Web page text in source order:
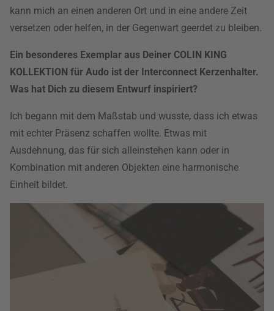
kann mich an einen anderen Ort und in eine andere Zeit
versetzen oder helfen, in der Gegenwart geerdet zu bleiben.
Ein besonderes Exemplar aus Deiner COLIN KING
KOLLEKTION für Audo ist der Interconnect Kerzenhalter.
Was hat Dich zu diesem Entwurf inspiriert?
Ich begann mit dem Maßstab und wusste, dass ich etwas
mit echter Präsenz schaffen wollte. Etwas mit
Ausdehnung, das für sich alleinstehen kann oder in
Kombination mit anderen Objekten eine harmonische
Einheit bildet.